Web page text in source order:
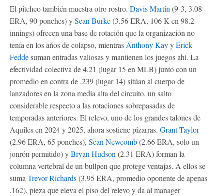
El pitcheo también muestra otro rostro. Davis Martin (9-3, 3.08
ERA, 90 ponches) ySean Burke(3.56 ERA, 106 K en 98.2
innings) ofrecen una base de rotación que la organización no
tenía en los años de colapso, mientras Anthony KayyErick
Feddesuman entradas valiosas y mantienen los juegos ahí. La
efectividad colectiva de 4.21 (lugar 15 en MLB) junto con un
promedio en contra de .239 (lugar 14) sitúan al cuerpo de
lanzadores en la zona media alta del circuito, un salto
considerable respecto a las rotaciones sobrepasadas de
temporadas anteriores. El relevo, uno de los grandes talones de
Aquiles en 2024 y 2025, ahora sostiene pizarras. Grant Taylor
(2.96 ERA, 65 ponches), Sean Newcomb(2.66 ERA, solo un
jonrón permitido) yBryan Hudson (2.31 ERA) forman la
columna vertebral de un bullpen que protege ventajas. A ellos se
suma Trevor Richards(3.95 ERA, promedio oponente de apenas
.162), pieza que eleva el piso del relevo y da al manager